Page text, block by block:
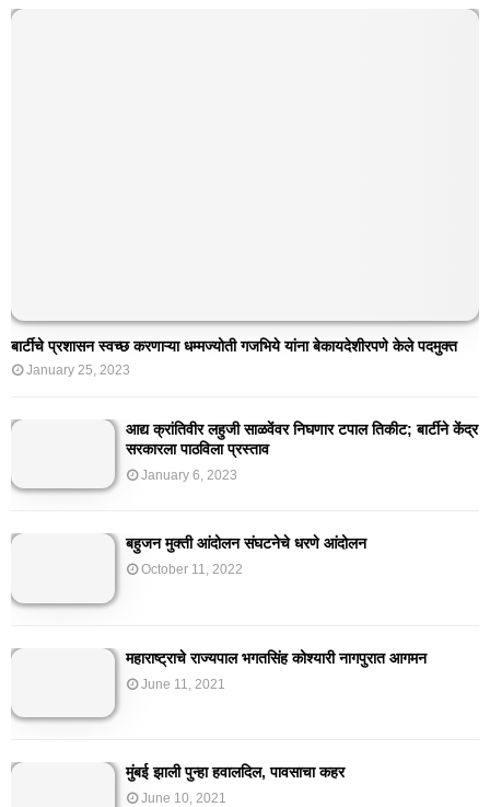
बार्टीचे प्रशासन स्वच्छ करणाऱ्या धम्मज्योती गजभिये यांना बेकायदेशीरपणे केले पदमुक्त
January 25, 2023
आद्य क्रांतिवीर लहुजी साळवेंवर निघणार टपाल तिकीट; बार्टीने केंद्र
सरकारला पाठविला प्रस्ताव
January 6, 2023
बहुजन मुक्ती आंदोलन संघटनेचे धरणे आंदोलन
October 11, 2022
महाराष्ट्राचे राज्यपाल भगतसिंह कोश्यारी नागपुरात आगमन
June 11, 2021
मुंबई झाली पुन्हा हवालदिल, पावसाचा कहर
June 10, 2021